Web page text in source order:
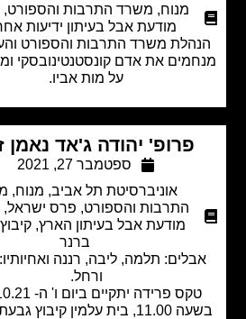
מנוח, משרד התרבות והספורט,פרסום
מודעת אבל בעיתון ידיעות אחרונות
משרד התרבות והספורט והעובדים
את אדם קונסטנטינובסקי ומשפחתו
על מות אביו.
פרופ' יהודה ג'אד נאמן ז"ל
ספטמבר 27, 2021
אוניברסיטת תל אביב,מנוח,משרד
התרבות והספורט,פרס ישראל, פרסום
מודעת אבל בעיתון הארץ,קיבוץ גבעת
תלמה, ליבה, רננה ואחיותיו: איקה
טקס פרידה יתקיים ביום ו' ה- 01.10.21,